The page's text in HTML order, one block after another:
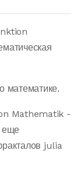
математике.
Mathematik -
еще
julia